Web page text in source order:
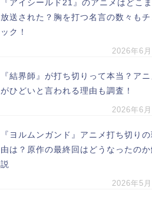
『アイシールド21』のアニメはどこ
放送された？胸を打つ名言の数々もチ
ック！
2026年6
『結界師』が打ち切りって本当？アニ
がひどいと言われる理由も調査！
2026年6
『ヨルムンガンド』アニメ打ち切りの
由は？原作の最終回はどうなったのか
説
2026年5